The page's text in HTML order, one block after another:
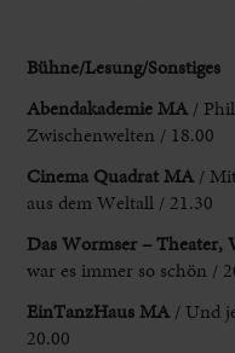
Bühne/Lesung/Sonstiges
AbendakademieMA /
Zwischenwelten / 18.00
Cinema Quadrat MA /
aus dem Weltall / 21.30
DasWormser – Theater,
war esimmer so schön /
EinTanzHaus MA / Und
20.00